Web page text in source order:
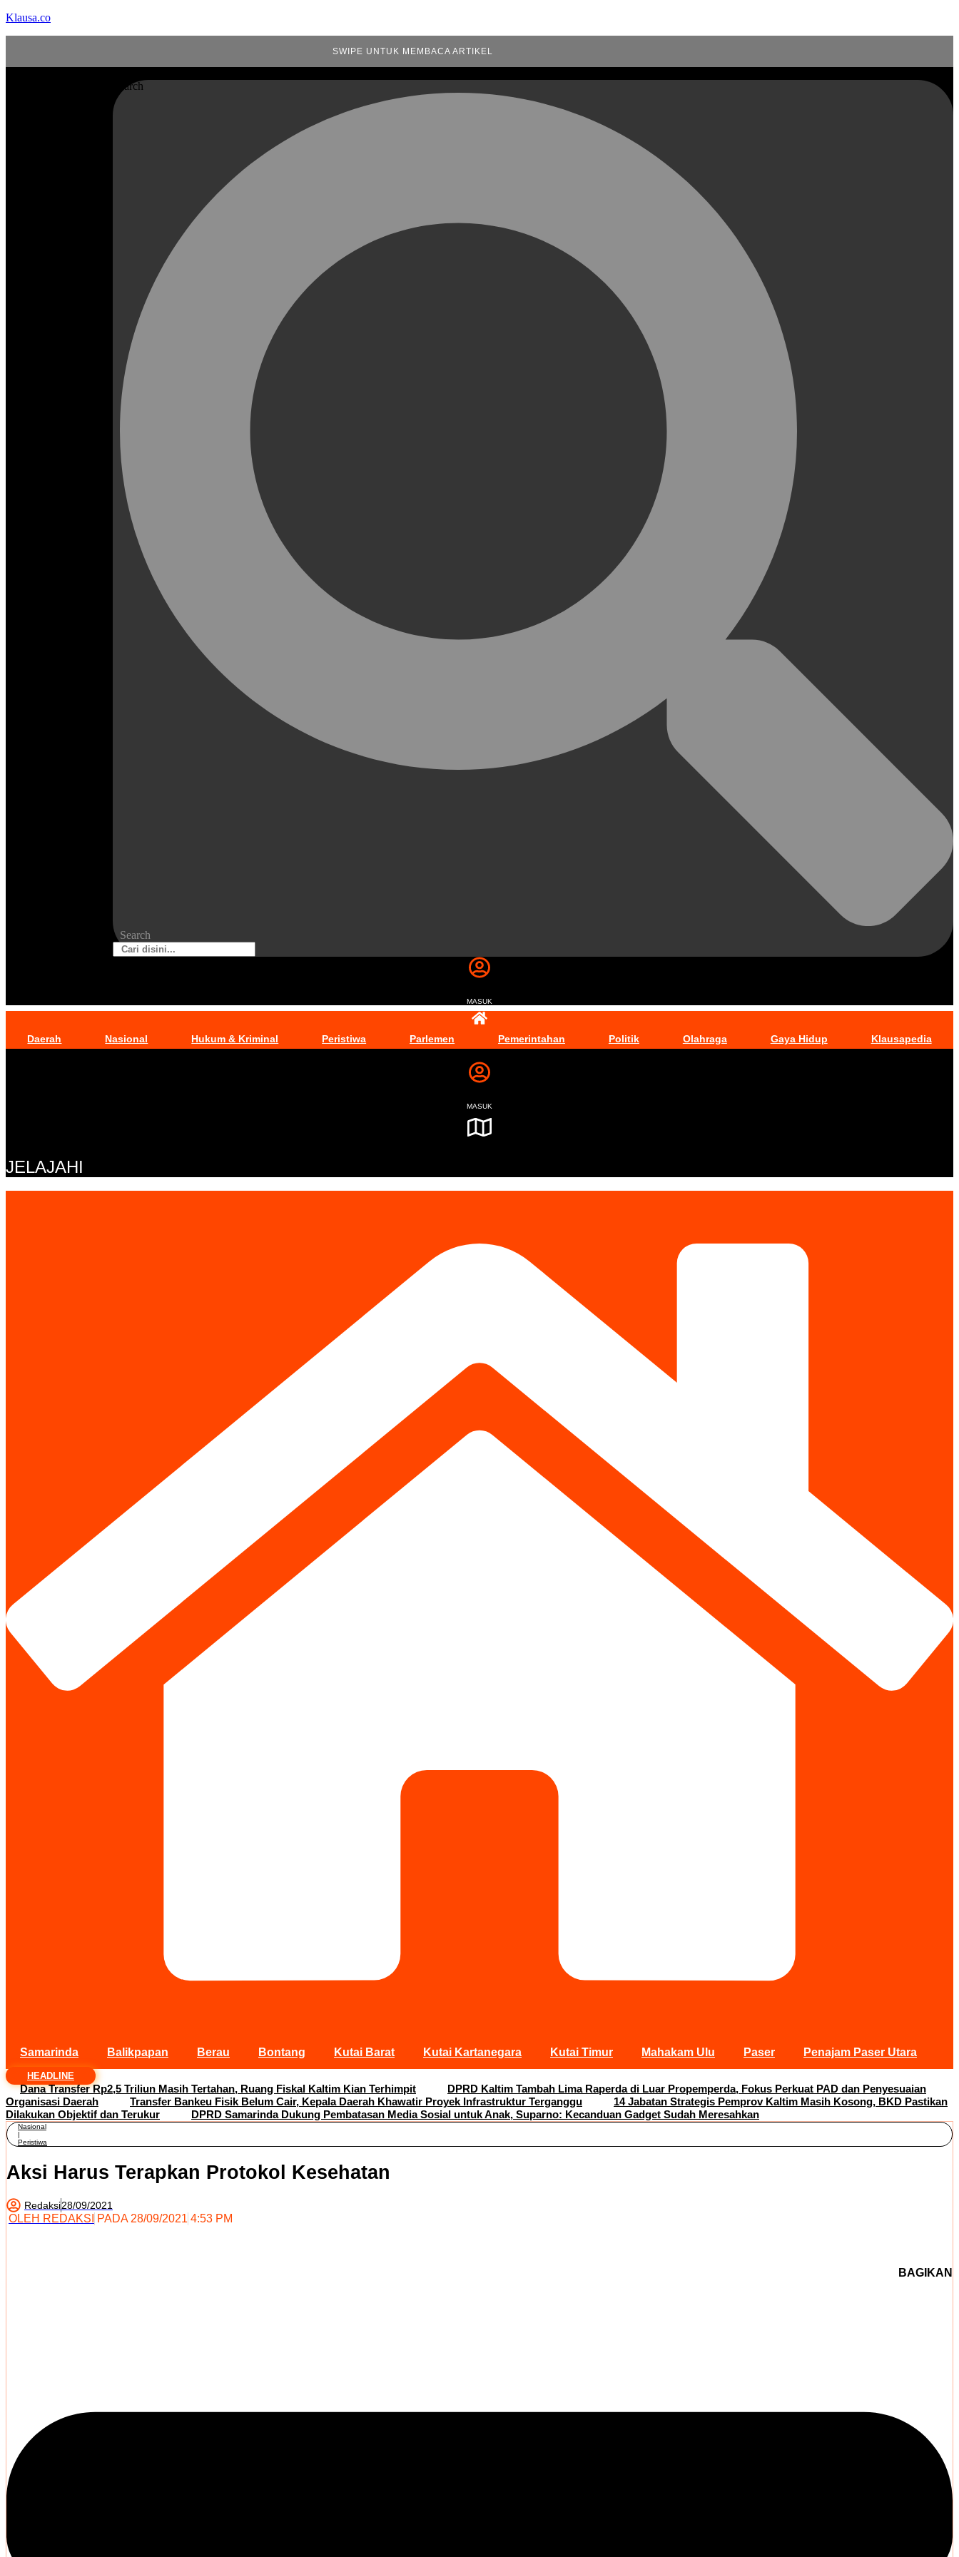
Klausa.co
SWIPE UNTUK MEMBACA ARTIKEL
Search
Search
MASUK
Daerah Nasional Hukum & Kriminal Peristiwa Parlemen Pemerintahan Politik Olahraga Gaya Hidup Klausapedia
MASUK
JELAJAHI
Samarinda Balikpapan Berau Bontang Kutai Barat Kutai Kartanegara Kutai Timur Mahakam Ulu Paser Penajam Paser Utara
HEADLINE
Dana Transfer Rp2,5 Triliun Masih Tertahan, Ruang Fiskal Kaltim Kian Terhimpit
DPRD Kaltim Tambah Lima Raperda di Luar Propemperda, Fokus Perkuat PAD dan Penyesuaian
Organisasi Daerah
Transfer Bankeu Fisik Belum Cair, Kepala Daerah Khawatir Proyek Infrastruktur Terganggu
14 Jabatan Strategis Pemprov Kaltim Masih Kosong, BKD Pastikan
Dilakukan Objektif dan Terukur
DPRD Samarinda Dukung Pembatasan Media Sosial untuk Anak, Suparno: Kecanduan Gadget Sudah Meresahkan
Nasional
|
Peristiwa
Aksi Harus Terapkan Protokol Kesehatan
Redaksi28/09/2021
OLEH REDAKSI PADA 28/09/2021 4:53 PM
BAGIKAN